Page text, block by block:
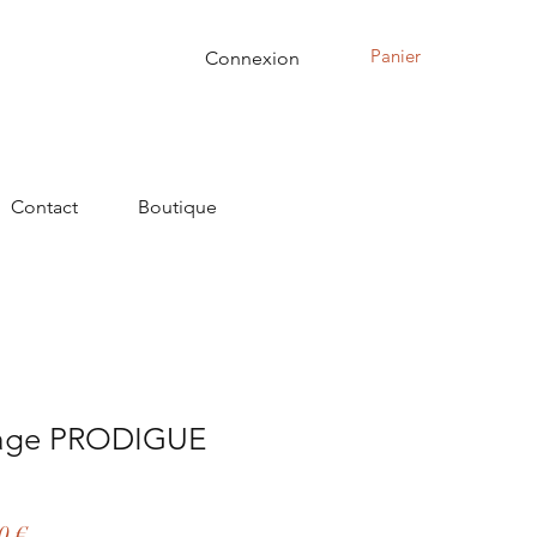
Panier
Connexion
Contact Boutique
PRODIGUE